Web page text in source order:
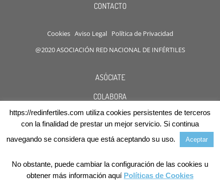
CONTACTO
Cookies Aviso Legal Política de Privacidad
@2020 ASOCIACIÓN RED NACIONAL DE INFÉRTILES
ASÓCIATE
COLABORA
DESCUENTOS
https://redinfertiles.com utiliza cookies persistentes de terceros
con la finalidad de prestar un mejor servicio. Si continua
navegando se considera que está aceptando su uso.
Aceptar
No obstante, puede cambiar la configuración de las cookies u
obtener más información aquí Políticas de Cookies